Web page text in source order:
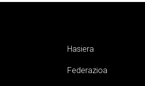
Hasiera
Federazioa